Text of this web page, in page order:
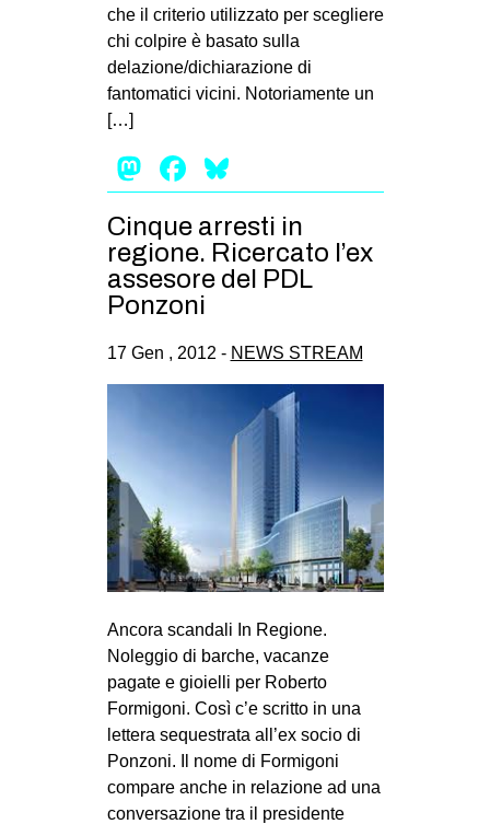
che il criterio utilizzato per scegliere
chi colpire è basato sulla
delazione/dichiarazione di
fantomatici vicini. Notoriamente un
[…]
Mastodon
Facebook
Cinque arresti in
regione. Ricercato l’ex
assesore del PDL
Ponzoni
17 Gen , 2012 - NEWS STREAM
Ancora scandali In Regione.
Noleggio di barche, vacanze
pagate e gioielli per Roberto
Formigoni. Così c’e scritto in una
lettera sequestrata all’ex socio di
Ponzoni. Il nome di Formigoni
compare anche in relazione ad una
conversazione tra il presidente